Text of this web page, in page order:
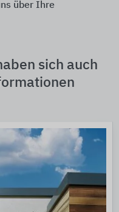
über Ihre
sich auch